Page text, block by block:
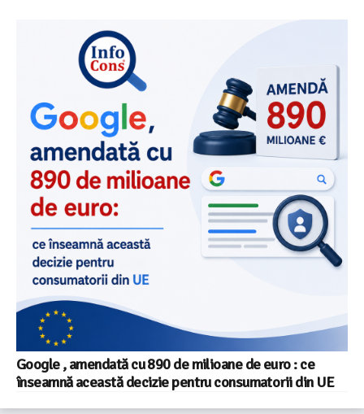
Google , amendată cu 890 de milioane de euro : ce
înseamnă această decizie pentru consumatorii din UE